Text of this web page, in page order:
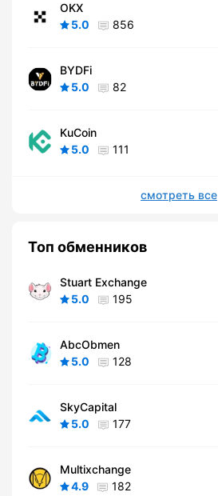
OKX
5.0
856
BYDFi
5.0
82
KuCoin
5.0
111
смотреть все
Топ обменников
Stuart Exchange
5.0
195
AbcObmen
5.0
128
SkyCapital
5.0
177
Multixchange
4.9
182